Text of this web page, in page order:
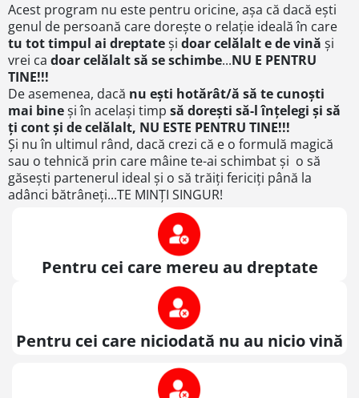
Acest program nu este pentru oricine, așa că dacă ești
genul de persoană care dorește o relație ideală în care
tu tot timpul ai dreptateși doar celălalt e de vină și
vrei ca doar celălalt să se schimbe...NU E PENTRU
TINE!!!
De asemenea, dacă nu ești hotărât/ă să te cunoști
mai bineși în același timp să dorești să-l înțelegi și să
ți cont și de celălalt, NU ESTE PENTRU TINE!!!
Și nu în ultimul rând, dacă crezi că e o formulă magică
sau o tehnică prin care mâine te-ai schimbat și o să
găsești partenerul ideal și o să trăiți fericiți până la
adânci bătrâneți...TE MINȚI SINGUR!
Pentru cei care mereu au dreptate
Pentru cei care niciodată nu au nicio vină